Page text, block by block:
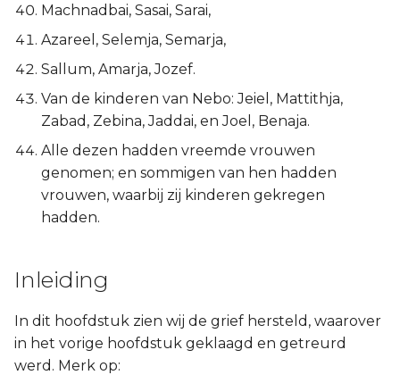
Machnadbai, Sasai, Sarai,
Azareel, Selemja, Semarja,
Sallum, Amarja, Jozef.
Van de kinderen van Nebo: Jeiel, Mattithja,
Zabad, Zebina, Jaddai, en Joel, Benaja.
Alle dezen hadden vreemde vrouwen
genomen; en sommigen van hen hadden
vrouwen, waarbij zij kinderen gekregen
hadden.
Inleiding
In dit hoofdstuk zien wij de grief hersteld, waarover
in het vorige hoofdstuk geklaagd en getreurd
werd. Merk op: